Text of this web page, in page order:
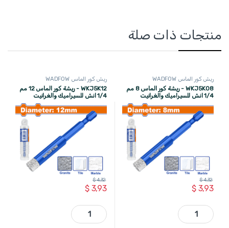
منتجات ذات صلة
ريش كور الماس WADFOW
WKJ5K08 - ريشة كور الماس 8 مم
1/4 انش للسيراميك والغرانيت
$3,93
$4,32
WKJ5K08 - ريشة كور الماس 8 مم 1/4 انش للسيراميك والغرانيت WADFOW quantity
ريش كور الماس WADFOW
WKJ5K12 - ريشة كور الماس 12 مم
1/4 انش للسيراميك والغرانيت
$3,93
$4,32
WKJ5K12 - ريشة كور الماس 12 مم 1/4 انش للسيراميك والغرانيت WADFOW quantity